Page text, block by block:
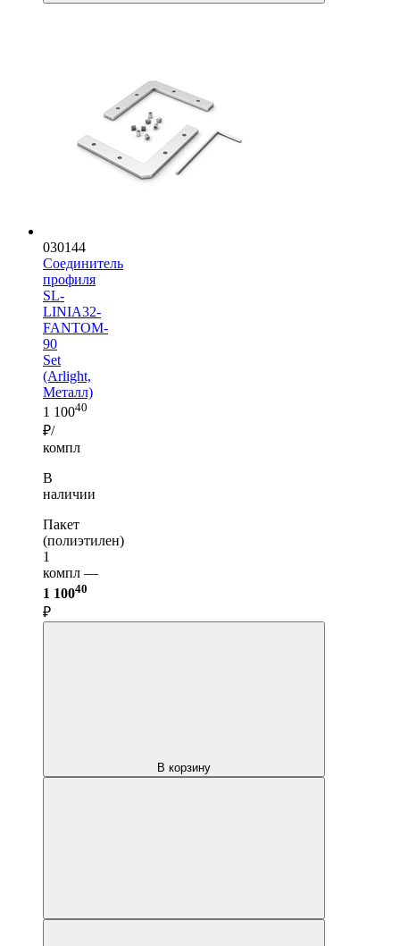
030144
Соединитель
профиля
SL-
LINIA32-
FANTOM-
90
Set
(Arlight,
Металл)
1 10040
₽/
компл
В
наличии
Пакет
(полиэтилен)
1
компл —
1 10040
₽
В корзину